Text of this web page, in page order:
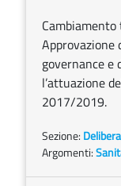
Approvazione
governance e
l’attuazione
2017/2019.
Sezione:
Argomenti: